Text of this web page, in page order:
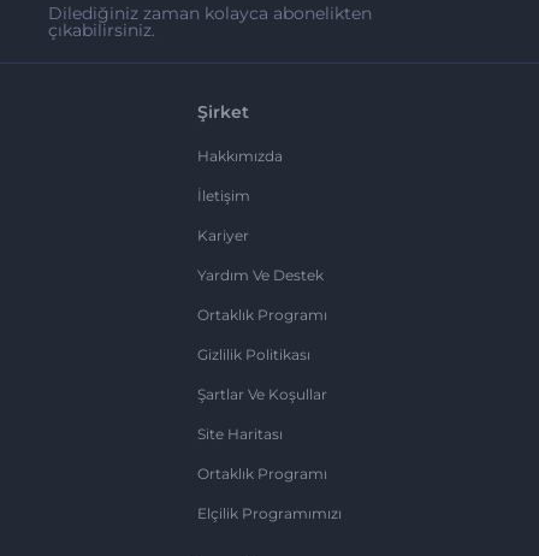
Dilediğiniz zaman kolayca abonelikten
çıkabilirsiniz.
Şirket
Hakkımızda
İletişim
Kariyer
Yardım Ve Destek
Ortaklık Programı
Gizlilik Politikası
Şartlar Ve Koşullar
Site Haritası
Ortaklık Programı
Elçilik Programımızı